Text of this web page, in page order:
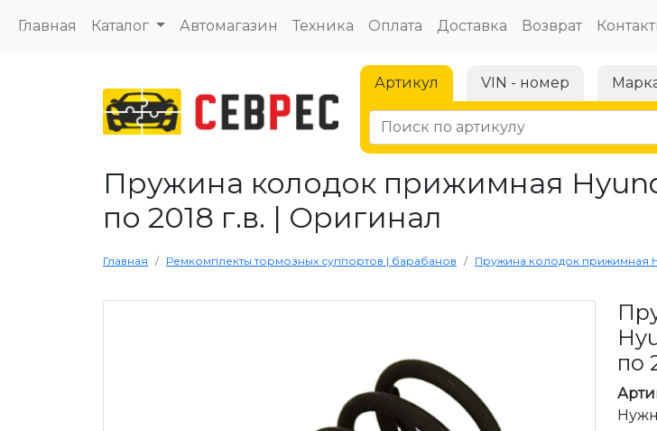
Главная Каталог Автомагазин Техника Оплата Доставка Возврат
Артикул VIN - номер
Пружина колодок прижимная
по 2018 г.в. | Оригинал
Главная Ремкомплекты тормозных суппортов | барабанов Пружина колодок прижимная
по